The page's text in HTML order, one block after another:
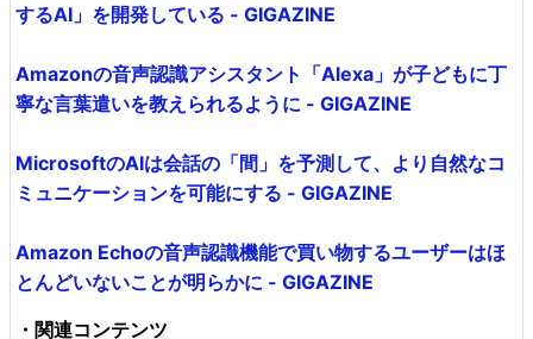
するAI」を開発している - GIGAZINE
Amazonの音声認識アシスタント「Alexa」が子どもに丁
寧な言葉遣いを教えられるように - GIGAZINE
MicrosoftのAIは会話の「間」を予測して、より自然なコ
ミュニケーションを可能にする - GIGAZINE
Amazon Echoの音声認識機能で買い物するユーザーはほ
とんどいないことが明らかに - GIGAZINE
・関連コンテンツ